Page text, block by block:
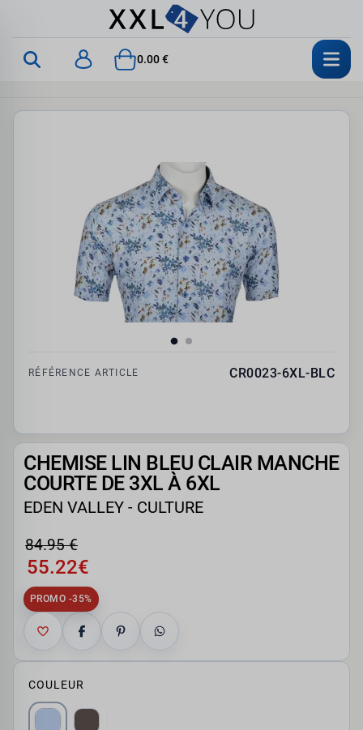
0.00 €
RÉFÉRENCE ARTICLE CR0023-6XL-BLC
CHEMISE LIN BLEU CLAIR MANCHE
COURTE DE 3XL À 6XL
EDEN VALLEY - CULTURE
84.95 €
55.22€
PROMO -35%
COULEUR